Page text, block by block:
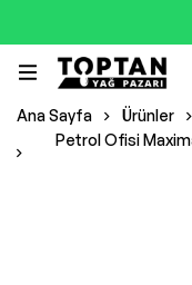
Ana Sayfa Ürünler
Petrol Ofisi